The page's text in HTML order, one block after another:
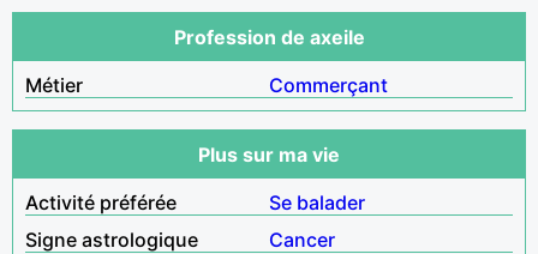
Profession de axeile
Métier
Commerçant
Plus sur ma vie
Activité préférée
Se balader
Signe astrologique
Cancer